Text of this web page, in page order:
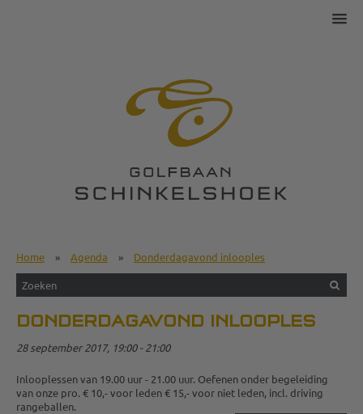
Home » Agenda » Donderdagavond inlooples
DONDERDAGAVOND INLOOPLES
28 september 2017, 19:00 - 21:00
Inlooplessen van 19.00 uur - 21.00 uur. Oefenen onder begeleiding
van onze pro. € 10,- voor leden € 15,- voor niet leden, incl. driving
rangeballen.